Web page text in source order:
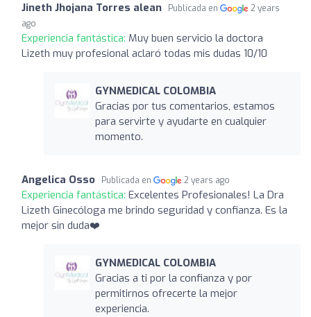
Jineth Jhojana Torres alean Publicada en
2 years
ago
Experiencia fantástica: Muy buen servicio la doctora
Lizeth muy profesional aclaró todas mis dudas 10/10
GYNMEDICAL COLOMBIA
Gracias por tus comentarios, estamos
para servirte y ayudarte en cualquier
momento.
Angelica Osso Publicada en 2 years ago
Experiencia fantástica: Excelentes Profesionales! La Dra
Lizeth Ginecóloga me brindo seguridad y confianza. Es la
mejor sin duda❤️
GYNMEDICAL COLOMBIA
Gracias a ti por la confianza y por
permitirnos ofrecerte la mejor
experiencia.